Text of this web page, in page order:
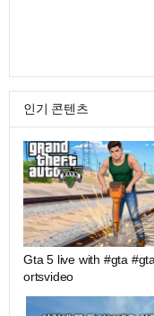
인기 콘텐츠
Gta 5 live with #gta #gta5 #shorts
ortsvideo